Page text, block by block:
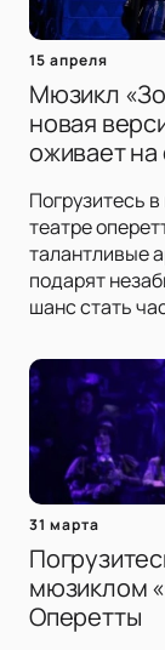
15 апреля
Мюзикл
новая
оживает на
Погрузитесь
театре
талантливые
подарят
шанс стать
31 марта
мюзиклом
Оперетты